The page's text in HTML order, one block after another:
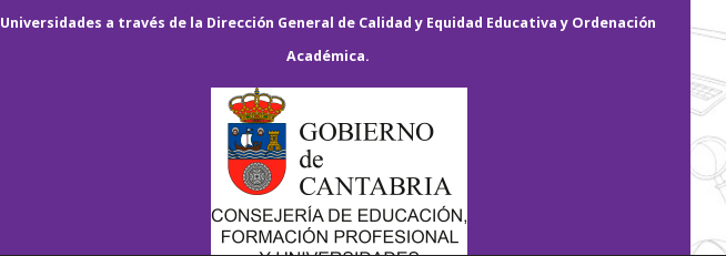
Universidades a través de la Dirección General de Calidad y Equidad Educativa y Ordenación
Académica.